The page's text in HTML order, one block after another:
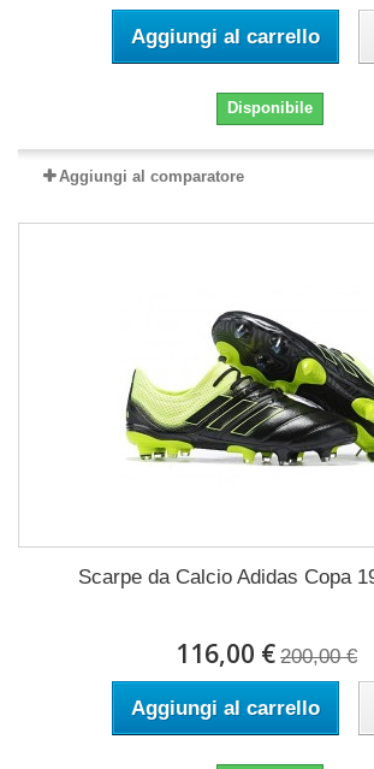
Aggiungi al carrello
Disponibile
Aggiungi al comparatore
Scarpe da Calcio Adidas Copa
116,00 € 200,00 €
Aggiungi al carrello